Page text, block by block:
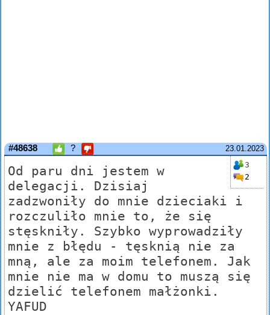
23.01.2023
#48638 ?
3
2
Od paru dni jestem w
delegacji. Dzisiaj
zadzwoniły do mnie dzieciaki i
rozczuliło mnie to, że się
stęskniły. Szybko wyprowadziły
mnie z błędu - tęsknią nie za
mną, ale za moim telefonem. Jak
mnie nie ma w domu to muszą się
dzielić telefonem małżonki.
YAFUD